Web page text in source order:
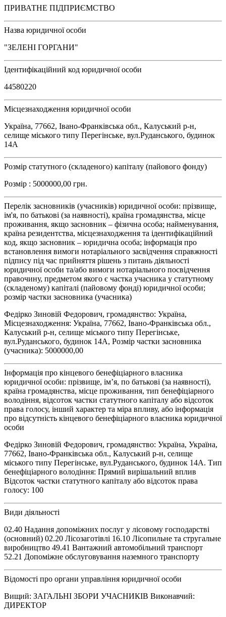
ПРИВАТНЕ ПІДПРИЄМСТВО
Назва юридичної особи
"ЗЕЛЕНІ ГОРГАНИ"
Ідентифікаційний код юридичної особи
44580220
Місцезнаходження юридичної особи
Україна, 77662, Івано-Франківська обл., Калуський р-н,
селище міського типу Перегінське, вул.Руданського, будинок
14А
Розмір статутного (складеного) капіталу (пайового фонду)
Розмір : 5000000,00 грн.
Перелік засновників (учасників) юридичної особи: прізвище,
ім'я, по батькові (за наявності), країна громадянства, місце
проживання, якщо засновник – фізична особа; найменування,
країна резидентства, місцезнаходження та ідентифікаційний
код, якщо засновник – юридична особа; інформація про
встановлення вимоги нотаріального засвідчення справжності
підпису під час прийняття рішень з питань діяльності
юридичної особи та/або вимоги нотаріального посвідчення
правочину, предметом якого є частка учасника у статутному
(складеному) капіталі (пайовому фонді) юридичної особи;
розмір частки засновника (учасника)
Федірко Зиновій Федорович, громадянство: Україна,
Місцезнаходження: Україна, 77662, Івано-Франківська обл.,
Калуський р-н, селище міського типу Перегінське,
вул.Руданського, будинок 14А, Розмір частки засновника
(учасника): 5000000,00
Інформація про кінцевого бенефіціарного власника
юридичної особи: прізвище, ім’я, по батькові (за наявності),
країна громадянства, місце проживання, тип бенефіціарного
володіння, відсоток частки статутного капіталу або відсоток
права голосу, інший характер та міра впливу, або інформація
про відсутність кінцевого бенефіціарного власника юридичної
особи
Федірко Зиновій Федорович, громадянство: Україна, Україна,
77662, Івано-Франківська обл., Калуський р-н, селище
міського типу Перегінське, вул.Руданського, будинок 14А. Тип
бенефіціарного володіння: Прямий вирішальний вплив
Відсоток частки статутного капіталу або відсоток права
голосу: 100
Види діяльності
02.40 Надання допоміжних послуг у лісовому господарстві
(основний) 02.20 Лісозаготівлі 16.10 Лісопильне та стругальне
виробництво 49.41 Вантажний автомобільний транспорт
52.21 Допоміжне обслуговування наземного транспорту
Відомості про органи управління юридичної особи
Вищий: ЗАГАЛЬНІ ЗБОРИ УЧАСНИКІВ Виконавчий:
ДИРЕКТОР